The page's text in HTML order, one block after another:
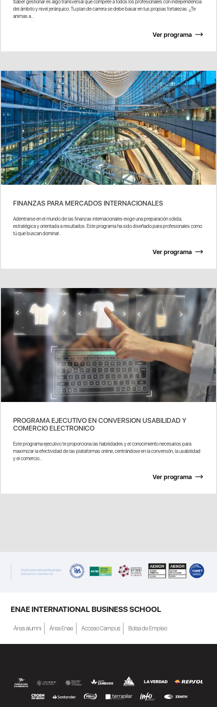
Saber gestionar es algo transversal que compete a todos los profesionales con independencia
del ámbito y nivel jerárquico. Tu plan de carrera se debe basar en tus propias fortalezas. ¿Te
animas a...
Ver programa
FINANZAS PARA MERCADOS INTERNACIONALES
Adentrarse en el mundo de las finanzas internacionales exige una preparación sólida,
estratégica y orientada a resultados. Este programa ha sido diseñado para profesionales como
tú que buscan dominar...
Ver programa
PROGRAMA EJECUTIVO EN CONVERSION USABILIDAD Y
COMERCIO ELECTRONICO
Este programa ejecutivo te proporciona las habilidades y el conocimiento necesarios para
maximizar la efectividad de las plataformas online, centrándose en la conversión, la usabilidad
y el comercio...
Ver programa
ENAE INTERNATIONAL BUSINESS SCHOOL
Área alumni Área Enae Acceso Campus Bolsa de Empleo